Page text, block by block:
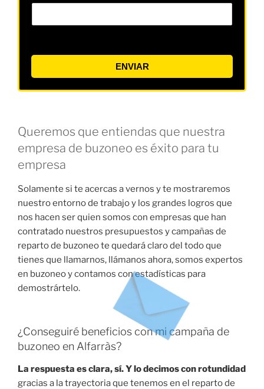
ENVIAR
Queremos que entiendas que nuestra
empresa de buzoneo es éxito para tu
empresa
Solamente si te acercas a vernos y te mostraremos
nuestro entorno de trabajo y los grandes logros que
nos hacen ser quien somos con empresas que han
contratado nuestros presupuestos y campañas de
reparto de buzoneo te quedará claro del todo que
tienes que llamarnos, llámanos ahora, somos expertos
en buzoneo y contamos con estadísticas para
demostrártelo.
¿Conseguiré beneficios con mi campaña de
buzoneo en Alfarràs?
La respuesta es clara, sí. Y lo decimos con rotundidad
gracias a la trayectoria que tenemos en el reparto de